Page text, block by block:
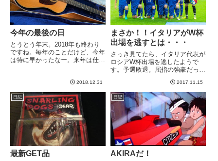
今年の最後の日
とうとう年末。2018年も終わり
ですね。毎年のことだけど、今年
は特に早かったなー。来年は仕事
ターもアコギもエレキももっと頑
張りたいし、ライブももっとやり
たい。アコギは今ナウシカの曲...
2018.12.31
まさか！！イタリアがW杯
出場を逃すとは・・・
さっき見てたら、イタリア代表が
ロシアW杯出場を逃したようで
す。予選敗退。屈指の強豪だった
は。。。もう１０年くらいワール
ドサッカーを観てないので事情に
うとかったので、衝撃でした。
2006年ドイツ大会優勝あたりで
情報が...
2017.11.15
日記
最新GET品
日記
AKIRAだ！